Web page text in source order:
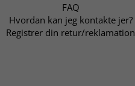
FAQ
Hvordan kan jeg kontakte jer?
Registrer din retur/reklamation